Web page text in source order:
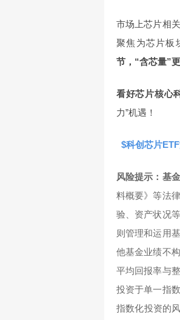
市场上芯片相
聚焦为芯片板
节，“含芯量”
看好芯片核心
力”机遇！
$科创芯片
风险提示：基
料概要》等法
验、资产状况
则管理和运用
他基金业绩不
平均回报率与
投资于单一指
指数化投资的